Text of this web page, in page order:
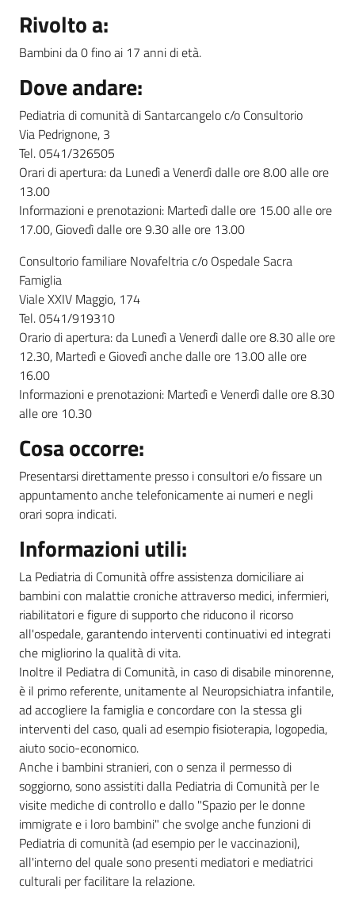
Rivolto a:
Bambini da 0 fino ai 17 anni di età.
Dove andare:
Pediatria di comunità di Santarcangelo c/o Consultorio
Via Pedrignone, 3
Tel. 0541/326505
Orari di apertura: da Lunedì a Venerdì dalle ore 8.00 alle ore
13.00
Informazioni e prenotazioni: Martedì dalle ore 15.00 alle ore
17.00, Giovedì dalle ore 9.30 alle ore 13.00
Consultorio familiare Novafeltria c/o Ospedale Sacra
Famiglia
Viale XXIV Maggio, 174
Tel. 0541/919310
Orario di apertura: da Lunedì a Venerdì dalle ore 8.30 alle ore
12.30, Martedì e Giovedì anche dalle ore 13.00 alle ore
16.00
Informazioni e prenotazioni: Martedì e Venerdì dalle ore 8.30
alle ore 10.30
Cosa occorre:
Presentarsi direttamente presso i consultori e/o fissare un
appuntamento anche telefonicamente ai numeri e negli
orari sopra indicati.
Informazioni utili:
La Pediatria di Comunità offre assistenza domiciliare ai
bambini con malattie croniche attraverso medici, infermieri,
riabilitatori e figure di supporto che riducono il ricorso
all'ospedale, garantendo interventi continuativi ed integrati
che migliorino la qualità di vita.
Inoltre il Pediatra di Comunità, in caso di disabile minorenne,
è il primo referente, unitamente al Neuropsichiatra infantile,
ad accogliere la famiglia e concordare con la stessa gli
interventi del caso, quali ad esempio fisioterapia, logopedia,
aiuto socio-economico.
Anche i bambini stranieri, con o senza il permesso di
soggiorno, sono assistiti dalla Pediatria di Comunità per le
visite mediche di controllo e dallo "Spazio per le donne
immigrate e i loro bambini" che svolge anche funzioni di
Pediatria di comunità (ad esempio per le vaccinazioni),
all'interno del quale sono presenti mediatori e mediatrici
culturali per facilitare la relazione.